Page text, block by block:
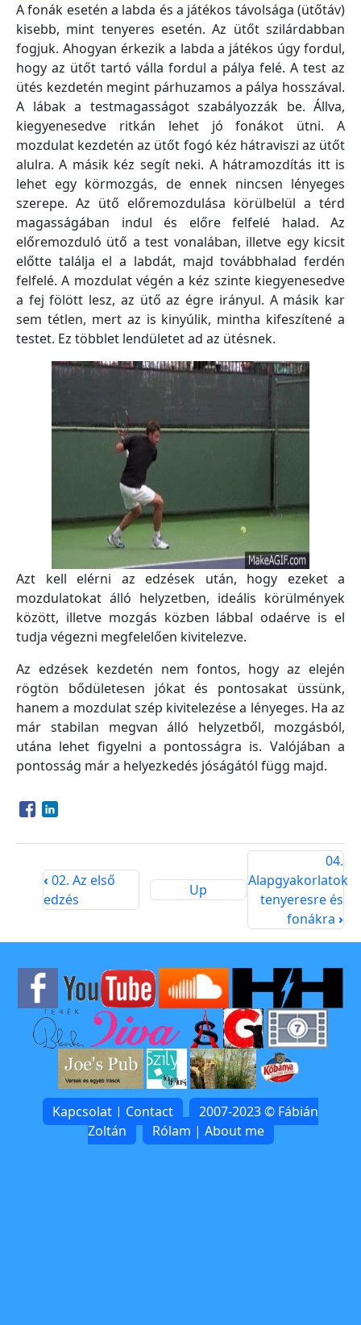
A fonák esetén a labda és a játékos távolsága (ütőtáv)
kisebb, mint tenyeres esetén. Az ütőt szilárdabban
fogjuk. Ahogyan érkezik a labda a játékos úgy fordul,
hogy az ütőt tartó válla fordul a pálya felé. A test az
ütés kezdetén megint párhuzamos a pálya hosszával.
A lábak a testmagasságot szabályozzák be. Állva,
kiegyenesedve ritkán lehet jó fonákot ütni. A
mozdulat kezdetén az ütőt fogó kéz hátraviszi az ütőt
alulra. A másik kéz segít neki. A hátramozdítás itt is
lehet egy körmozgás, de ennek nincsen lényeges
szerepe. Az ütő előremozdulása körülbelül a térd
magasságában indul és előre felfelé halad. Az
előremozduló ütő a test vonalában, illetve egy kicsit
előtte találja el a labdát, majd továbbhalad ferdén
felfelé. A mozdulat végén a kéz szinte kiegyenesedve
a fej fölött lesz, az ütő az égre irányul. A másik kar
sem tétlen, mert az is kinyúlik, mintha kifeszítené a
testet. Ez többlet lendületet ad az ütésnek.
Azt kell elérni az edzések után, hogy ezeket a
mozdulatokat álló helyzetben, ideális körülmények
között, illetve mozgás közben lábbal odaérve is el
tudja végezni megfelelően kivitelezve.
Az edzések kezdetén nem fontos, hogy az elején
rögtön bődületesen jókat és pontosakat üssünk,
hanem a mozdulat szép kivitelezése a lényeges. Ha az
már stabilan megvan álló helyzetből, mozgásból,
utána lehet figyelni a pontosságra is. Valójában a
pontosság már a helyezkedés jóságától függ majd.
Opens in a new window
Opens in a new window
‹ 02. Az első
edzés
Up
04.
Alapgyakorlatok
tenyeresre és
fonákra›
Kapcsolat | Contact
2007-2023 © Fábián
Zoltán
Rólam | About me